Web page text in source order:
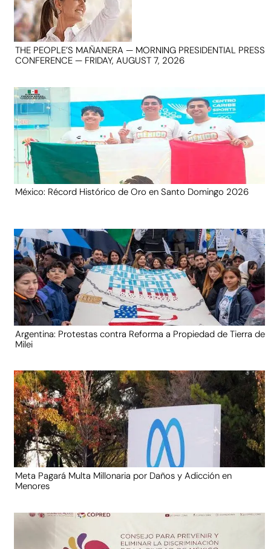
THE PEOPLE’S MAÑANERA — MORNING PRESIDENTIAL PRESS
CONFERENCE — FRIDAY, AUGUST 7, 2026
México: Récord Histórico de Oro en Santo Domingo 2026
Argentina: Protestas contra Reforma a Propiedad de Tierra de
Milei
Meta Pagará Multa Millonaria por Daños y Adicción en
Menores